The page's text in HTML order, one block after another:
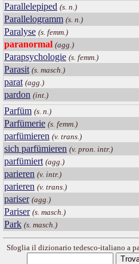
Parallelepiped (s. n.)
Parallelogramm (s. n.)
Paralyse (s. femm.)
paranormal (agg.)
Parapsychologie (s. femm.)
Parasit (s. masch.)
parat (agg.)
pardon (int.)
Parfüm (s. n.)
Parfümerie (s. femm.)
parfümieren (v. trans.)
sich parfümieren (v. pron. intr.)
parfümiert (agg.)
parieren (v. intr.)
parieren (v. trans.)
pariser (agg.)
Pariser (s. masch.)
Park (s. masch.)
Sfoglia il dizionario tedesco-italiano a